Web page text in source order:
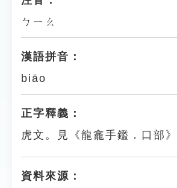
ㄅㄧㄠ
漢語拼音：
biāo
正字釋義：
虎文。見《龍龕手鑑．口部》
資料來源：